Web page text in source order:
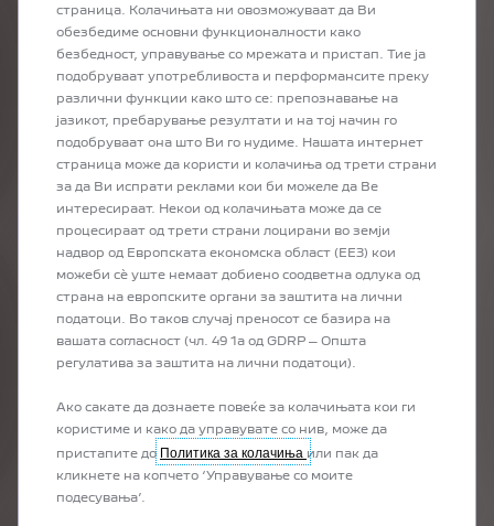
PRÉCÉDENT
ПОБАРАЈТЕ ПОНУДА ЗА
ВАШЕТО ОМИЛЕНО
PEUGEOT ВОЗИЛО
Со само еден клик од удобноста на
вашиот дом може да добиете
персонализирана понуда за вашето
омилено PEUGEOT возило и да
бидете контактирани од нашиот
страница. Колачињата ни овозможуваат да Ви
обезбедиме основни функционалности како
безбедност, управување со мрежата и пристап. Тие ја
подобруваат употребливоста и перформансите преку
различни функции како што се: препознавање на
јазикот, пребарување резултати и на тој начин го
подобруваат она што Ви го нудиме. Нашата интернет
страница може да користи и колачиња од трети страни
за да Ви испрати реклами кои би можеле да Ве
интересираат. Некои од колачињата може да се
процесираат од трети страни лоцирани во земји
надвор од Европската економска област (ЕЕЗ) кои
можеби сѐ уште немаат добиено соодветна одлука од
страна на европските органи за заштита на лични
податоци. Во таков случај преносот се базира на
вашата согласност (чл. 49 1а од GDRP – Општа
регулатива за заштита на лични податоци).
Ако сакате да дознаете повеќе за колачињата кои ги
користиме и како да управувате со нив, може да
пристапите до Политика за колачиња или пак да
кликнете на копчето ‘Управување со моите
подесувања’.